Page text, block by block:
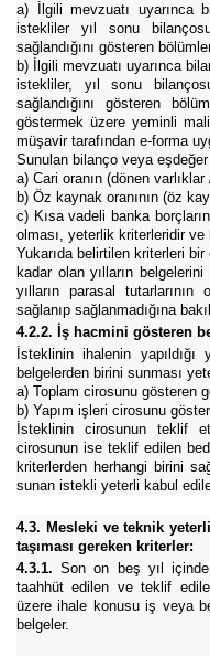
a) İlgili mevzuatı uyarınca
istekliler yıl sonu
sağlandığını gösteren
b) İlgili mevzuatı uyarınca
istekliler, yıl sonu
sağlandığını gösteren
göstermek üzere yeminli
müşavir tarafından e-forma
Sunulan bilanço veya
a) Cari oranın (dönen
b) Öz kaynak oranının (öz
c) Kısa vadeli banka
olması, yeterlik kriterleridir ve
Yukarıda belirtilen kriterleri
kadar olan yılların
yılların parasal
sağlanıp sağlanmadığına
4.2.2. İş hacmini gösteren
İsteklinin ihalenin
belgelerden birini sunması
a) Toplam cirosunu gösteren
b) Yapım işleri cirosunu
İsteklinin cirosunun teklif
cirosunun ise teklif edilen
kriterlerden herhangi birini
sunan istekli yeterli kabul
4.3. Mesleki ve teknik
taşıması gereken kriterler:
4.3.1. Son on beş yıl
taahhüt edilen ve teklif
üzere ihale konusu iş veya
belgeler.